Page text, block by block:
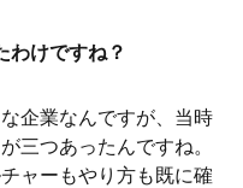
わけですね？
企業なんですが、当時
三つあったんですね。
ャーもやり方も既に確